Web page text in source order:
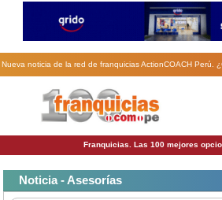
Nueva noticia de la red de franquicias ActionCOACH Perú.
Franquicias. Las 100 mejores
Noticia - Asesorías